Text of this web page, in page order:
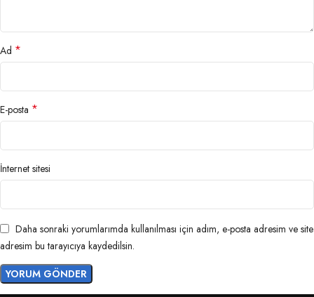
Ad *
E-posta *
İnternet sitesi
Daha sonraki yorumlarımda kullanılması için adım, e-posta adresim ve site
adresim bu tarayıcıya kaydedilsin.